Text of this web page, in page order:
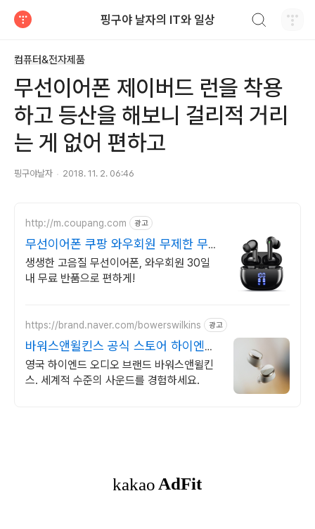
핑구야 날자의 IT와 일상
컴퓨터&전자제품
무선이어폰 제이버드 런을 착용
하고 등산을 해보니 걸리적 거리
는 게 없어 편하고
핑구야날자 2018. 11. 2. 06:46
http://m.coupang.com 광고
무선이어폰 쿠팡 와우회원 무제한 무료
배송
생생한 고음질 무선이어폰, 와우회원 30일
내 무료 반품으로 편하게!
https://brand.naver.com/bowerswilkins 광고
바워스앤윌킨스 공식 스토어 하이엔드
명품 오디오
영국 하이엔드 오디오 브랜드 바워스앤윌킨
스. 세계적 수준의 사운드를 경험하세요.